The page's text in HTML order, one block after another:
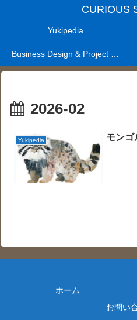
CURIOUS
Yukipedia
2026-02
Yukipedia モンゴ
ホーム
お問い